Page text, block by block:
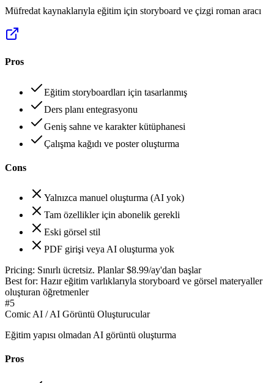
Müfredat kaynaklarıyla eğitim için storyboard ve çizgi roman aracı
Pros
Eğitim storyboardları için tasarlanmış
Ders planı entegrasyonu
Geniş sahne ve karakter kütüphanesi
Çalışma kağıdı ve poster oluşturma
Cons
Yalnızca manuel oluşturma (AI yok)
Tam özellikler için abonelik gerekli
Eski görsel stil
PDF girişi veya AI oluşturma yok
Pricing: Sınırlı ücretsiz. Planlar $8.99/ay'dan başlar
Best for: Hazır eğitim varlıklarıyla storyboard ve görsel materyaller
oluşturan öğretmenler
#5
Comic AI / AI Görüntü Oluşturucular
Eğitim yapısı olmadan AI görüntü oluşturma
Pros